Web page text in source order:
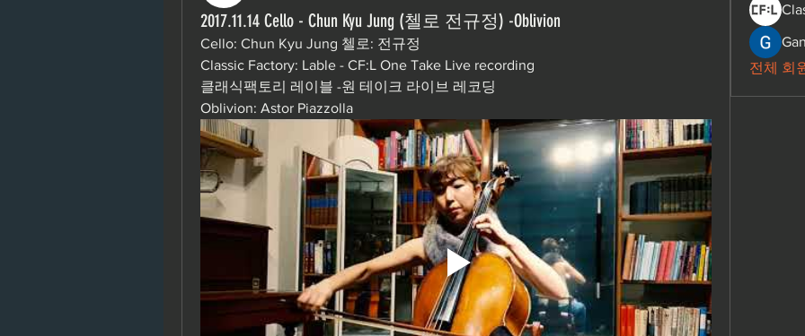
2017.11.14 Cello - Chun Kyu Jung (첼로 전규정) -Oblivion
Cello: Chun Kyu Jung 첼로: 전규정
Classic Factory: Lable - CF:L One Take Live recording
클래식팩토리 레이블 -원 테이크 라이브 레코딩
Oblivion: Astor Piazzolla
전체 회